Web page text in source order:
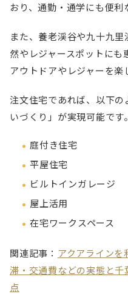
おり、通勤・通学にも便利
また、養老渓谷や九十九
然やレジャースポットに
アウトドアやレジャーを楽
注文住宅であれば、以下
いづくり」が実現可能です。
庭付き住宅
平屋住宅
ビルトインガレージ
屋上活用
在宅ワークスペース
関連記事： アクアライン
滞・交通費などの実態と
点